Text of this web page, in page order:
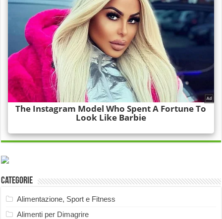
Categorie
Alimentazione, Sport e Fitness
Alimenti per Dimagrire